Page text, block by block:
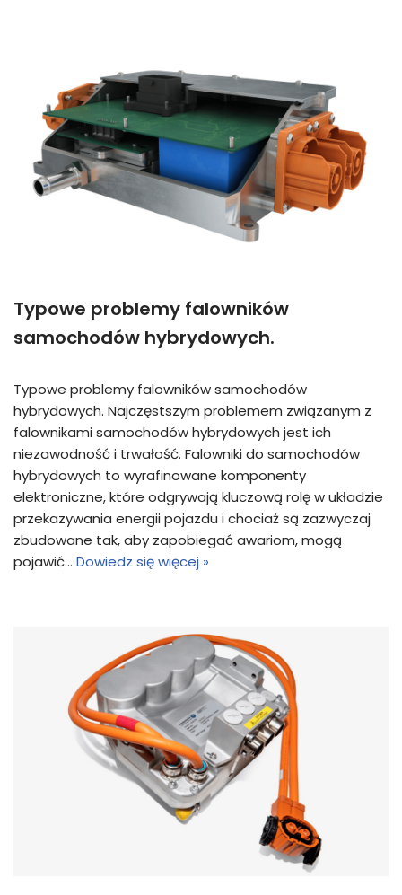
Typowe problemy falowników
samochodów hybrydowych.
Typowe problemy falowników samochodów
hybrydowych. Najczęstszym problemem związanym z
falownikami samochodów hybrydowych jest ich
niezawodność i trwałość. Falowniki do samochodów
hybrydowych to wyrafinowane komponenty
elektroniczne, które odgrywają kluczową rolę w układzie
przekazywania energii pojazdu i chociaż są zazwyczaj
zbudowane tak, aby zapobiegać awariom, mogą
pojawić… Dowiedz się więcej »